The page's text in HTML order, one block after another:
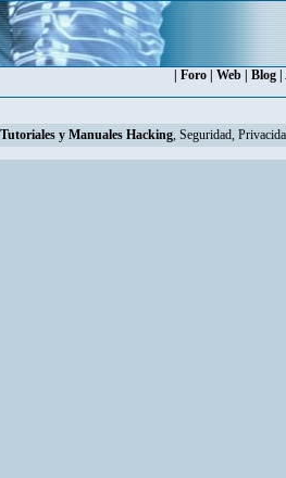
Foro Web Blog
Tutoriales y Manuales Hacking, Seguridad,